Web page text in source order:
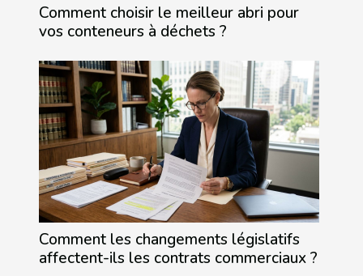
Comment choisir le meilleur abri pour
vos conteneurs à déchets ?
Comment les changements législatifs
affectent-ils les contrats commerciaux ?